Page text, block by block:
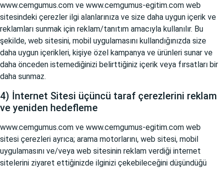
www.cemgumus.com ve www.cemgumus-egitim.com web
sitesindeki çerezler ilgi alanlarınıza ve size daha uygun içerik ve
reklamları sunmak için reklam/tanıtım amacıyla kullanılır. Bu
şekilde, web sitesini, mobil uygulamasını kullandığınızda size
daha uygun içerikleri, kişiye özel kampanya ve ürünleri sunar ve
daha önceden istemediğinizi belirttiğiniz içerik veya fırsatları bir
daha sunmaz.
4) İnternet Sitesi üçüncü taraf çerezlerini reklam
ve yeniden hedefleme
www.cemgumus.com ve www.cemgumus-egitim.com web
sitesi çerezleri ayrıca; arama motorlarını, web sitesi, mobil
uygulamasını ve/veya web sitesinin reklam verdiği internet
sitelerini ziyaret ettiğinizde ilginizi çekebileceğini düşündüğü